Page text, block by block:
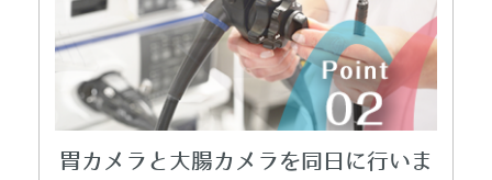
胃カメラと大腸カメラを同日に行いま